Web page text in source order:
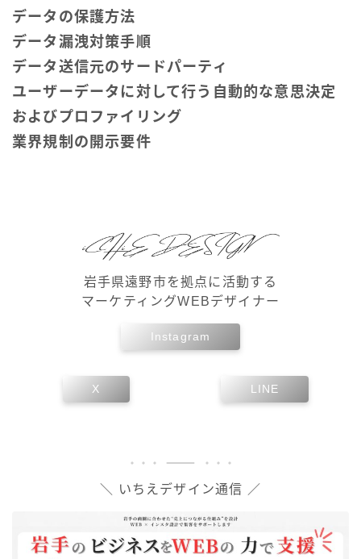
データの保護方法
データ漏洩対策手順
データ送信元のサードパーティ
ユーザーデータに対して行う自動的な意思決定
およびプロファイリング
業界規制の開示要件
岩手県遠野市を拠点に活動する
マーケティングWEBデザイナー
Instagram
X LINE
＼ いちえデザイン通信 ／